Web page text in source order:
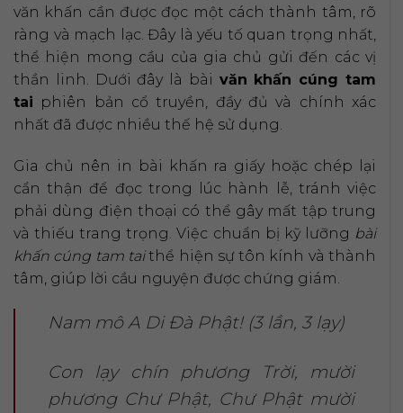
văn khấn cần được đọc một cách thành tâm, rõ
ràng và mạch lạc. Đây là yếu tố quan trọng nhất,
thể hiện mong cầu của gia chủ gửi đến các vị
thần linh. Dưới đây là bài văn khấn cúng tam
tai phiên bản cổ truyền, đầy đủ và chính xác
nhất đã được nhiều thế hệ sử dụng.
Gia chủ nên in bài khấn ra giấy hoặc chép lại
cẩn thận để đọc trong lúc hành lễ, tránh việc
phải dùng điện thoại có thể gây mất tập trung
và thiếu trang trọng. Việc chuẩn bị kỹ lưỡng bài
khấn cúng tam taithể hiện sự tôn kính và thành
tâm, giúp lời cầu nguyện được chứng giám.
Nam mô A Di Đà Phật! (3 lần, 3 lạy)
Con lạy chín phương Trời, mười
phương Chư Phật, Chư Phật mười